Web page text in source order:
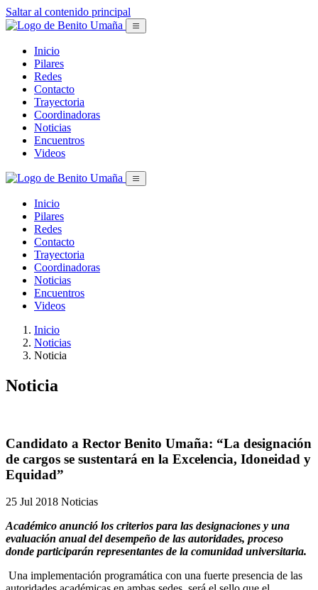
Saltar al contenido principal
Inicio
Pilares
Redes
Contacto
Trayectoria
Coordinadoras
Noticias
Encuentros
Videos
Inicio
Pilares
Redes
Contacto
Trayectoria
Coordinadoras
Noticias
Encuentros
Videos
Inicio
Noticias
Noticia
Noticia
Candidato a Rector Benito Umaña: “La designación
de cargos se sustentará en la Excelencia, Idoneidad y
Equidad”
25 Jul 2018 Noticias
Académico anunció los criterios para las designaciones y una
evaluación anual del desempeño de las autoridades, proceso
donde participarán representantes de la comunidad universitaria.
Una implementación programática con una fuerte presencia de las